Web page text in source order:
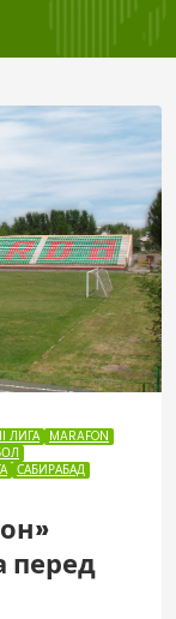
II ЛИГА MARAFON
САБИРАБАД
перед